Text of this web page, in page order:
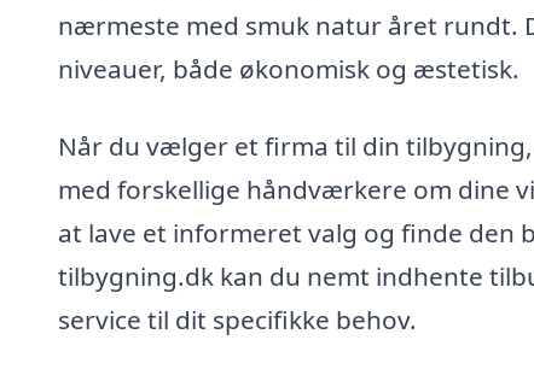
nærmeste med smuk natur året rundt.
niveauer, både økonomisk og æstetisk.
Når du vælger et firma til din
med forskellige håndværkere om dine
at lave et informeret valg og finde den
tilbygning.dk kan du nemt indhente
service til dit specifikke behov.